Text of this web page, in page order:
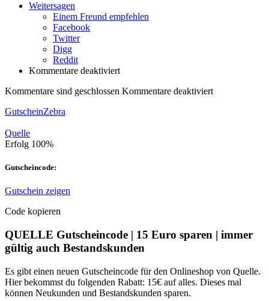
Weitersagen
Einem Freund empfehlen
Facebook
Twitter
Digg
Reddit
Kommentare deaktiviert
Kommentare sind geschlossen Kommentare deaktiviert
GutscheinZebra
Quelle
Erfolg 100%
Gutscheincode:
Gutschein zeigen
Code kopieren
QUELLE Gutscheincode | 15 Euro sparen | immer
gültig auch Bestandskunden
Es gibt einen neuen Gutscheincode für den Onlineshop von Quelle.
Hier bekommst du folgenden Rabatt: 15€ auf alles. Dieses mal
können Neukunden und Bestandskunden sparen.